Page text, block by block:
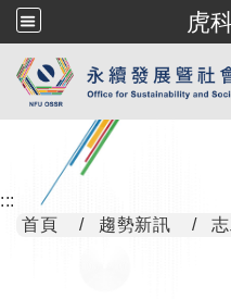
虎
跳到
:::
首頁
趨勢新訊